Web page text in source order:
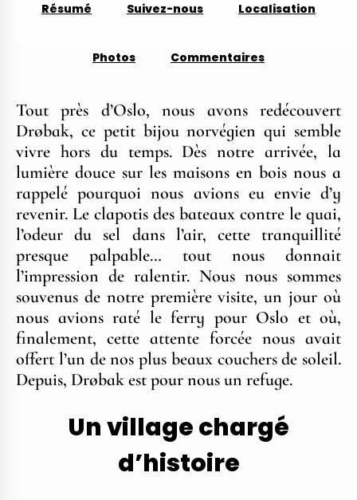
Résumé Suivez-nous Localisation
Photos Commentaires
Tout près d’Oslo, nous avons redécouvert
Drøbak, ce petit bijou norvégien qui semble
vivre hors du temps. Dès notre arrivée, la
lumière douce sur les maisons en bois nous a
rappelé pourquoi nous avions eu envie d’y
revenir. Le clapotis des bateaux contre le quai,
l’odeur du sel dans l’air, cette tranquillité
presque palpable… tout nous donnait
l’impression de ralentir. Nous nous sommes
souvenus de notre première visite, un jour où
nous avions raté le ferry pour Oslo et où,
finalement, cette attente forcée nous avait
offert l’un de nos plus beaux couchers de soleil.
Depuis, Drøbak est pour nous un refuge.
Un village chargé
d’histoire